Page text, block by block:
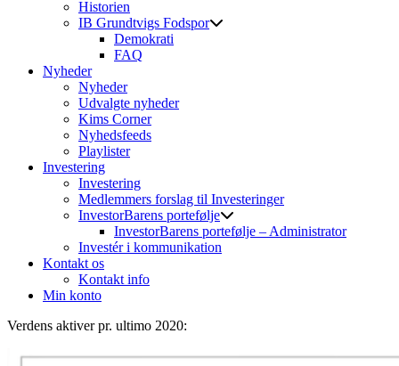
Historien
IB Grundtvigs Fodspor
Demokrati
FAQ
Nyheder
Nyheder
Udvalgte nyheder
Kims Corner
Nyhedsfeeds
Playlister
Investering
Investering
Medlemmers forslag til Investeringer
InvestorBarens portefølje
InvestorBarens portefølje – Administrator
Investér i kommunikation
Kontakt os
Kontakt info
Min konto
Verdens aktiver pr. ultimo 2020: